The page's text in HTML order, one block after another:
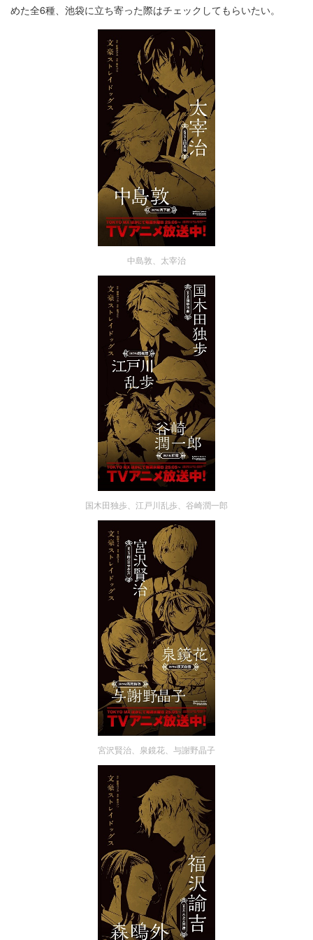
めた全6種、池袋に立ち寄った際はチェックしてもらいたい。
中島敦、太宰治
国木田独歩、江戸川乱歩、谷崎潤一郎
宮沢賢治、泉鏡花、与謝野晶子